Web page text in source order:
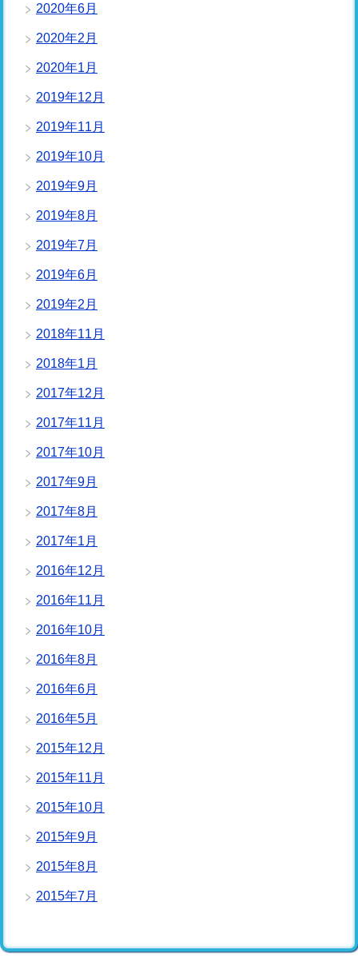
2020年6月
2020年2月
2020年1月
2019年12月
2019年11月
2019年10月
2019年9月
2019年8月
2019年7月
2019年6月
2019年2月
2018年11月
2018年1月
2017年12月
2017年11月
2017年10月
2017年9月
2017年8月
2017年1月
2016年12月
2016年11月
2016年10月
2016年8月
2016年6月
2016年5月
2015年12月
2015年11月
2015年10月
2015年9月
2015年8月
2015年7月